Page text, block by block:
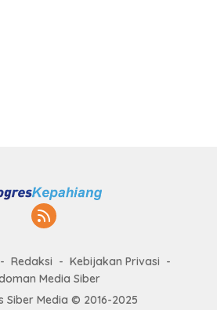
Redaksi
Kebijakan Privasi
Media Siber
Siber Media © 2016-2025